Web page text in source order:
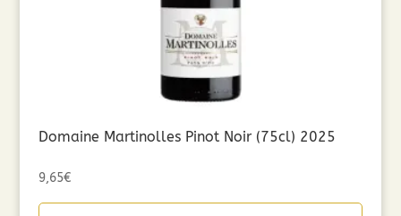
Domaine Martinolles Pinot Noir (75cl) 2025
9,65€